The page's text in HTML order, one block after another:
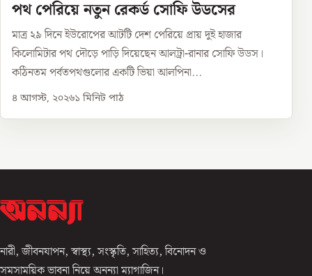
পথ পেরিয়ে নতুন রেকর্ড সোফি উডসের
মাত্র ২৯ দিনে ইউরোপের আটটি দেশ পেরিয়ে প্রায় দুই হাজার
কিলোমিটার পথ দৌড়ে পাড়ি দিয়েছেন আলট্রা-রানার সোফি উডস।
কঠিনতম পর্বতপথগুলোর একটি ভিয়া আলপিনা...
৪ আগস্ট, ২০২৬১ মিনিট পাঠ
নারী, জীবনযাপন, স্বাস্থ্য, সংস্কৃতি, সাহিত্য, বিনোদন ও
সমসাময়িক ভাবনা নিয়ে অনন্যা ম্যাগাজিন।